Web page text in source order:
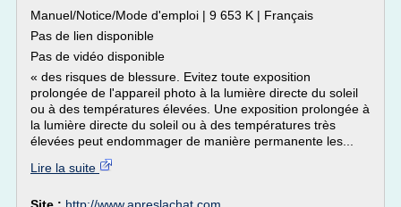
Manuel/Notice/Mode d'emploi | 9 653 K | Français
Pas de lien disponible
Pas de vidéo disponible
« des risques de blessure. Evitez toute exposition
prolongée de l'appareil photo à la lumière directe du soleil
ou à des températures élevées. Une exposition prolongée à
la lumière directe du soleil ou à des températures très
élevées peut endommager de manière permanente les...
Lire la suite